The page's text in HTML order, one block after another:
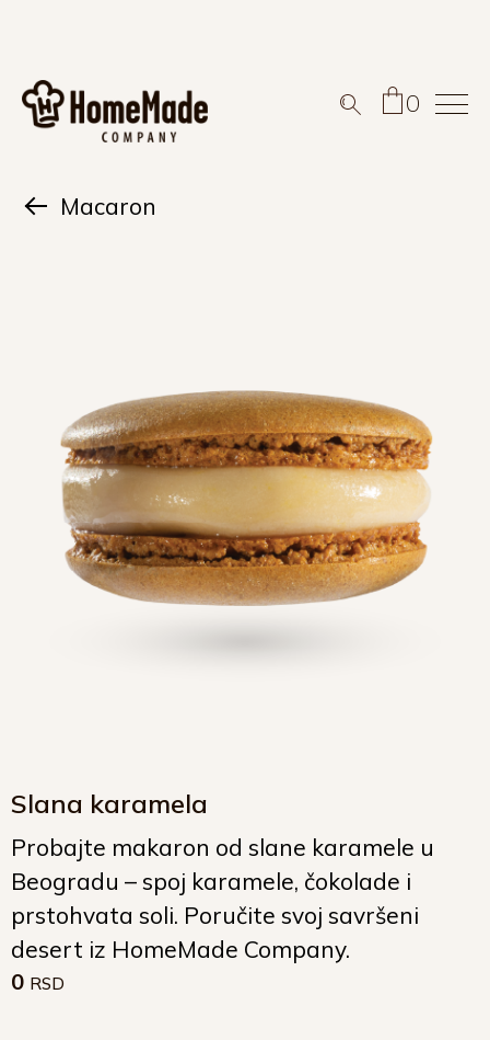
0
Macaron
Slana karamela
Probajte makaron od slane karamele u
Beogradu – spoj karamele, čokolade i
prstohvata soli. Poručite svoj savršeni
desert iz HomeMade Company.
0 RSD